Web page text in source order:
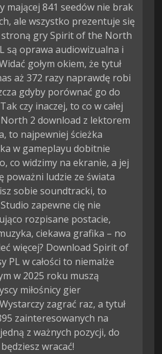
mającej 841 seedów nie brak
ale wszystko prezentuje się
gry Spirit of the North
są oprawa audiowizualna i
gołym okiem, że tytuł
aż 372 razy naprawdę robi
gdyby porównać go do
czy inaczej, to co w całej
2 download z lektorem
to najpewniej ścieżka
w gameplayu dobitnie
co widzimy na ekranie, a jej
poważni ludzie ze świata
sobie soundtracki, to
zapewne cię nie
rozpisane postacie,
ciekawa grafika – no
więcej? Download Spirit of
PL w całości to niemalże
w 2025 roku muszą
miłośnicy gier
zagrać raz, a tytuł
zainteresowanych na
z ważnych pozycji, do
wracać!